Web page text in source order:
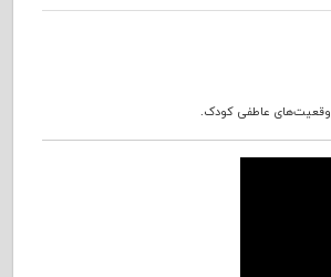
وقعیت‌های عاطفی کودک.